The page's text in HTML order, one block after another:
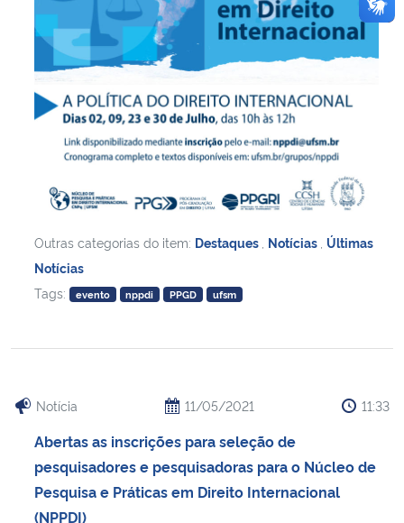
Outras categorias do item: Destaques Notícias Últimas
Notícias
Tags:
evento nppdi PPGD ufsm
Notícia 11/05/2021 11:33
Abertas as inscrições para seleção de
pesquisadores e pesquisadoras para o Núcleo de
Pesquisa e Práticas em Direito Internacional
(NPPDI)